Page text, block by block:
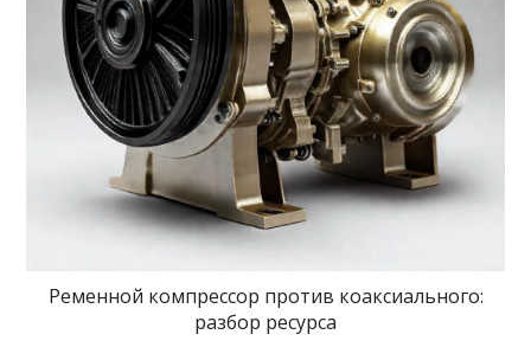
Ременной компрессор против коаксиального:
разбор ресурса